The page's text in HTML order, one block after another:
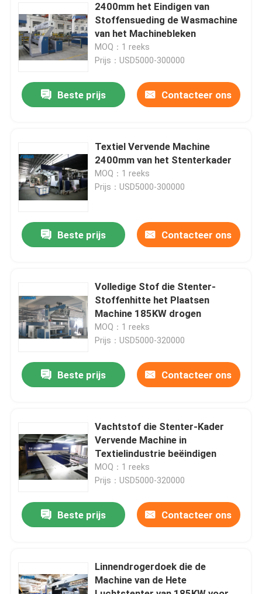
Ongeveer ons
Fabrieksreis
Contacteer ons
Verzoek om een Citaat
textielstentermachine
De Machine van stoffenstenter
2400mm het Eindigen van
Stoffensueding de Wasmachine
van het Machinebleken
MOQ：1 reeks
Prijs：USD5000-300000
Beste prijs Contacteer ons
Textiel Vervende Machine
2400mm van het Stenterkader
MOQ：1 reeks
Prijs：USD5000-300000
Beste prijs Contacteer ons
Volledige Stof die Stenter-
Stoffenhitte het Plaatsen
Machine 185KW drogen
MOQ：1 reeks
Prijs：USD5000-320000
Beste prijs Contacteer ons
Vachtstof die Stenter-Kader
Vervende Machine in
Textielindustrie beëindigen
MOQ：1 reeks
Prijs：USD5000-320000
Beste prijs Contacteer ons
Linnendrogerdoek die de
Machine van de Hete